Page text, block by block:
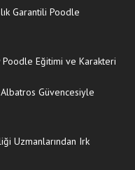
Garantili Poodle
Poodle Eğitimi ve Karakteri
Güvencesiyle
Uzmanlarından Irk